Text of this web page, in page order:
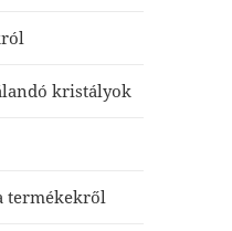
kristályok
termékekről